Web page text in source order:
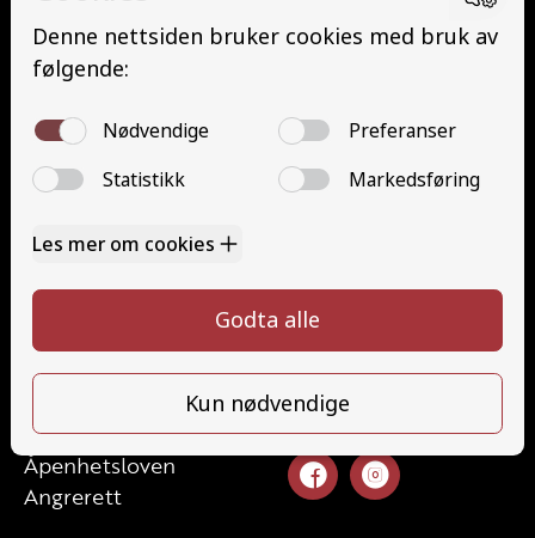
Traktor (T)
Traktor (T141 og T148)
Trafikalt grunnkurs (TG)
Gods (YDG – YSK)
Person (YDP – YSK)
Kontakt
Priser
Elevside
Kontakt oss
Åpenhetsloven
Angrerett
52 70 87 90
post@haugaland-as.no
Følg oss